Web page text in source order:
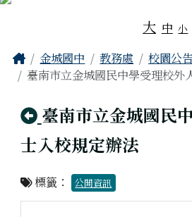
大 中 小
主內容區域
Home
金城國中 教務處
校園公
臺南市立金城國民中學受理校外
回上頁
臺南市立金城國民
士入校規定辦法
標籤： 公開資訊
頁尾區域